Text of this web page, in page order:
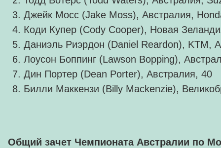
Джейк Мосс (Jake Moss), Австралия,
Коди Купер (Cody Cooper), Новая
Даниэль Риэрдон (Daniel Reardon), KTM,
Лоусон Боппинг (Lawson Bopping),
Дин Портер (Dean Porter), Австралия, 40
Билли Маккензи (Billy Mackenzie),
Общий зачет Чемпионата Австралии по